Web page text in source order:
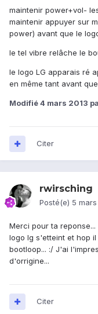
maintenir power+vol-
maintenir appuyer sur
power) avant que le
le tel vibre relâche le
le logo LG apparais ré
en même tant avant
Modifié4 mars 2013
Citer
rwirsching
Posté(e) 5 mars
Merci pour ta
logo lg s'etteint et hop
bootloop... :/ J'ai
d'orrigine...
Citer